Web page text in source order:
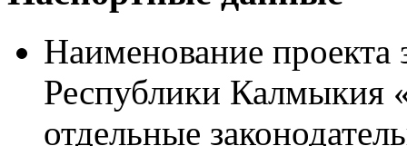
Наименование проекта
Республики Калмыкия
отдельные